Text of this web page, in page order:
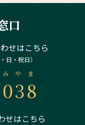
口
せはこちら
日・祝日）
やま
せはこちら